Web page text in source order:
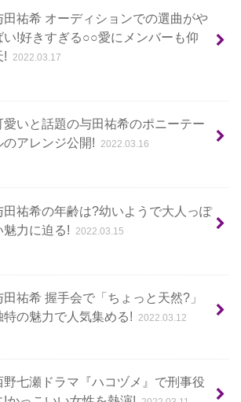
田祐希 オーディションでの選曲がや
い!好きすぎる○○愛にメンバーも仰
!
2022.03.17
愛いと話題の与田祐希のポニーテー
のアレンジ公開!
2022.03.16
田祐希の年齢は?幼いようで大人っぽ
魅力に迫る!
2022.03.15
田祐希 握手会で「ちょっと天然?」
特の魅力で人気集める!
2022.03.12
野七瀬ドラマ『ハコヅメ』で刑事役